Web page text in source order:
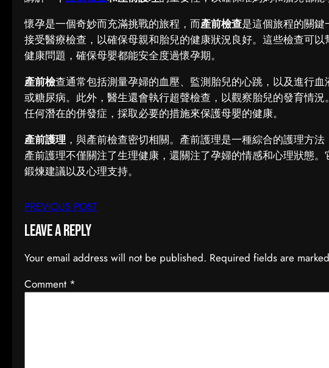
懷孕是一個奇妙而充滿挑戰的旅程，而產前檢查是這個旅程的關
接受醫療檢查，以確保母親和胎兒的健康狀況良好。這些檢查可
健康問題，確保母嬰都能安全度過懷孕期。
產前檢查通常包括測量孕婦的血壓、監測胎兒的心跳，以及進行
或糖尿病。此外，醫生還會執行超聲檢查，以觀察胎兒的發育情
任何潛在的併發症，採取必要的措施來保護母嬰的健康。
產前護理，與產前檢查密切相關。產前護理是一種綜合的護理方法
產前護理不僅關注了生理健康，還關注了孕婦的情感和心理狀態。
鍛煉建議以及心理支持。
PREVIOUS POST
Leave a Reply
Your email address will not be published. Required fields are marked
Comment *